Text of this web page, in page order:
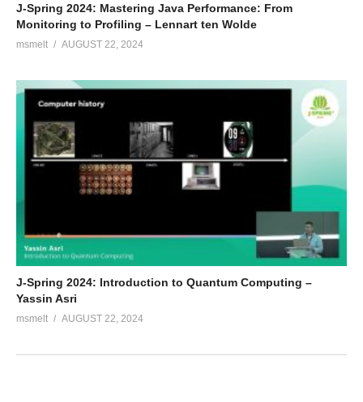
J-Spring 2024: Mastering Java Performance: From
Monitoring to Profiling – Lennart ten Wolde
msmelt AUGUST 22, 2024
J-Spring 2024: Introduction to Quantum Computing –
Yassin Asri
msmelt AUGUST 22, 2024